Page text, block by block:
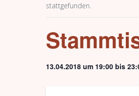
stattgefunden.
13.04.2018 um 19:00 bis